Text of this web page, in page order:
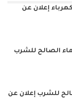
إعلان عن
الصالح للشرب
للشرب إعلان عن